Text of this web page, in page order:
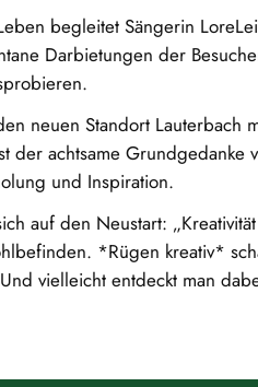
begleitet Sängerin
Darbietungen der
neuen Standort Lauterbach
der achtsame
und Inspiration.
auf den Neustart:
*Rügen kreativ*
vielleicht entdeckt man